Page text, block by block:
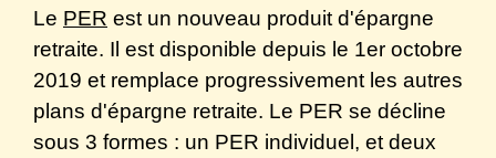
Le PER est un nouveau produit d'épargne
retraite. Il est disponible depuis le 1er octobre
2019 et remplace progressivement les autres
plans d'épargne retraite. Le PER se décline
sous 3 formes : un PER individuel, et deux